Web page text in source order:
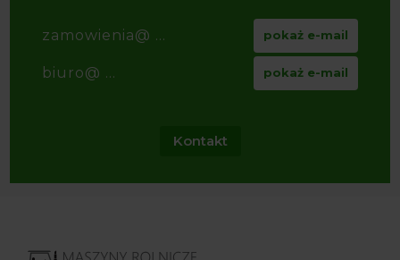
zamowienia@ ... pokaż e-mail
biuro@ ... pokaż e-mail
Kontakt